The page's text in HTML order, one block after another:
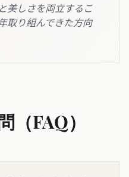
美しさを両立するこ
取り組んできた方向
（FAQ）